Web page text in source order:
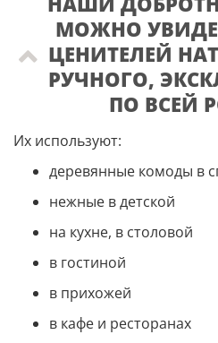
МОЖНО
ЦЕНИТЕЛЕЙ
РУЧНОГО,
ПО ВСЕЙ
Их используют:
деревянные комоды в
нежные в детской
на кухне, в столовой
в гостиной
в прихожей
в кафе и ресторанах